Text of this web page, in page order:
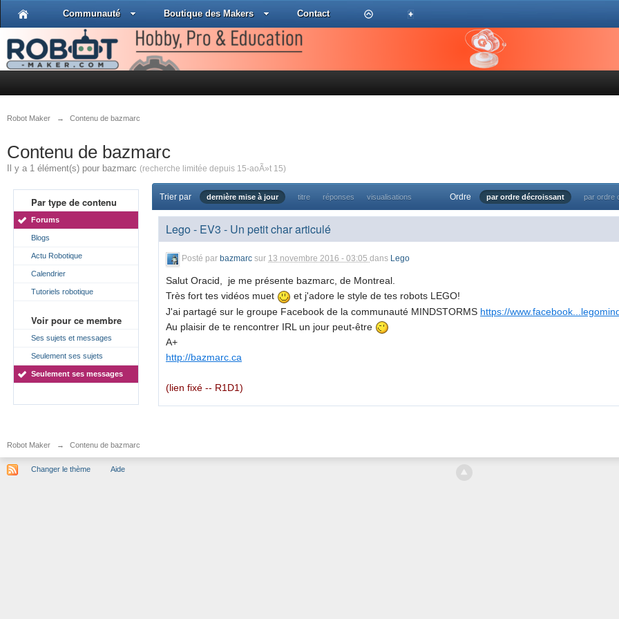
Communauté Boutique des Makers Contact
Robot Maker → Contenu de bazmarc
Contenu de bazmarc
Il y a 1 élément(s) pour bazmarc (recherche limitée depuis 15-aoÃ»t 15)
Par type de contenu
Forums
Blogs
Actu Robotique
Calendrier
Tutoriels robotique
Voir pour ce membre
Ses sujets et messages
Seulement ses sujets
Seulement ses messages
Trier par dernière mise à jour titre réponses visualisations Ordre par ordre décroissant par ordre
Lego - EV3 - Un petit char articulé
Posté par bazmarc sur 13 novembre 2016 - 03:05 dans Lego
Salut Oracid, je me présente bazmarc, de Montreal.
Très fort tes vidéos muet
et j'adore le style de tes robots LEGO!
J'ai partagé sur le groupe Facebook de la communauté MINDSTORMS https://
Au plaisir de te rencontrer IRL un jour peut-être
A+
http://bazmarc.ca
(lien fixé -- R1D1)
Robot Maker → Contenu de bazmarc
Changer le thème Aide